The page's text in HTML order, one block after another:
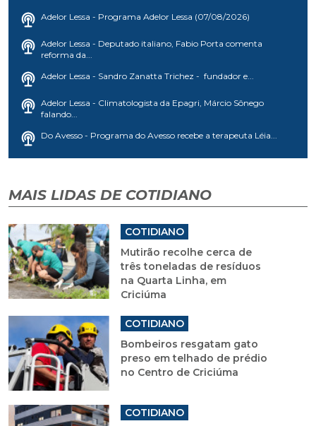
Adelor Lessa - Programa Adelor Lessa (07/08/2026)
Adelor Lessa - Deputado italiano, Fabio Porta comenta
reforma da...
Adelor Lessa - Sandro Zanatta Trichez - fundador e...
Adelor Lessa - Climatologista da Epagri, Márcio Sônego
falando...
Do Avesso - Programa do Avesso recebe a terapeuta Léia...
MAIS LIDAS DE COTIDIANO
COTIDIANO
Mutirão recolhe cerca de
três toneladas de resíduos
na Quarta Linha, em
Criciúma
COTIDIANO
Bombeiros resgatam gato
preso em telhado de prédio
no Centro de Criciúma
COTIDIANO